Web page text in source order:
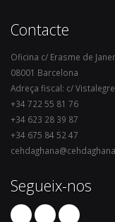
Contacte
Oficina c/ Erasme de
08001 Barcelona
Adreça fiscal: c/
+34 722 55 81 76
+34 623 28 39 87
+34 675 84 52 47
Segueix-nos